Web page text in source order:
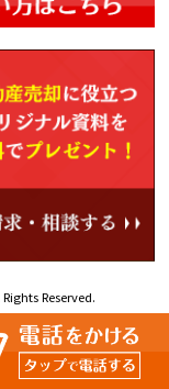
Reserved.